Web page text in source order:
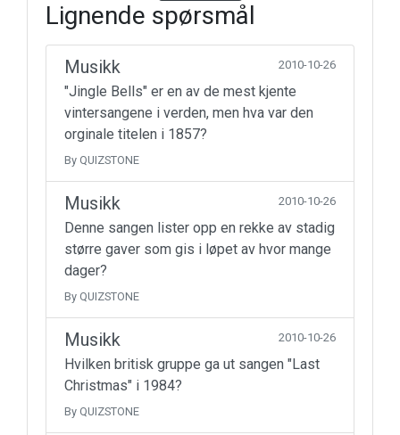
Lignende spørsmål
Musikk 2010-10-26
"Jingle Bells" er en av de mest kjente
vintersangene i verden, men hva var den
orginale titelen i 1857?
By QUIZSTONE
Musikk 2010-10-26
Denne sangen lister opp en rekke av stadig
større gaver som gis i løpet av hvor mange
dager?
By QUIZSTONE
Musikk 2010-10-26
Hvilken britisk gruppe ga ut sangen "Last
Christmas" i 1984?
By QUIZSTONE